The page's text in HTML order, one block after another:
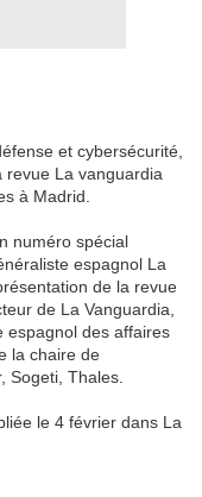
et cybersécurité,
revue La vanguardia
à Madrid.
numéro spécial
espagnol La
de la revue
de La Vanguardia,
espagnol des affaires
la chaire de
Sogeti, Thales.
le 4 février dans La